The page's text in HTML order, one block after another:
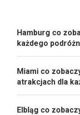
Hamburg co
każdego
Miami co
atrakcjach dla
Elbląg co